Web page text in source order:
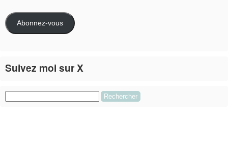
e-
mail
Abonnez-vous
Suivez moi sur X